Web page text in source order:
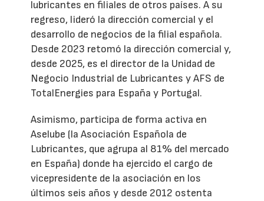
lubricantes en filiales de otros países. A su
regreso, lideró la dirección comercial y el
desarrollo de negocios de la filial española.
Desde 2023 retomó la dirección comercial y,
desde 2025, es el director de la Unidad de
Negocio Industrial de Lubricantes y AFS de
TotalEnergies para España y Portugal.
Asimismo, participa de forma activa en
Aselube (la Asociación Española de
Lubricantes, que agrupa al 81% del mercado
en España) donde ha ejercido el cargo de
vicepresidente de la asociación en los
últimos seis años y desde 2012 ostenta